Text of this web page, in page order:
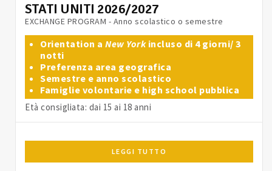
STATI UNITI 2026/2027
EXCHANGE PROGRAM - Anno scolastico o semestre
Orientation a New Yorkincluso di 4 giorni/ 3
notti
Preferenza area geografica
Semestre e anno scolastico
Famiglie volontarie e high school pubblica
Età consigliata: dai 15 ai 18 anni
LEGGI TUTTO